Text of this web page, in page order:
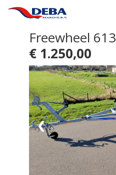
Freewheel 613
€ 1.250,00
❮